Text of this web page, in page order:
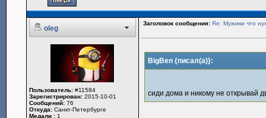
oleg
Заголовок сообщения: Re: Мужики что
Пользователь: #11584
Зарегистрирован: 2015-10-01
Сообщений: 76
Откуда: Санкт-Петербурге
Медали : 1
BigBen {писал(а)}:
сиди дома и никому не открывай